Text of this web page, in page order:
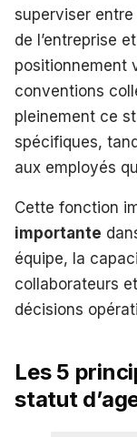
superviser
de l’entreprise
positionnement
conventions
pleinement ce
spécifiques,
aux employés
Cette fonction
importante
équipe, la
collaborateurs
décisions
Les 5
statut